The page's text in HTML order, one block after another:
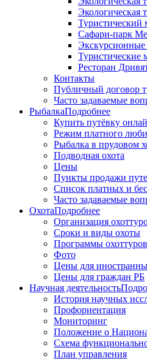
Экологическая
Туристический
Сафари-парк
Туристические
Ресторан
Контакты
Публичный договор
Часто задаваемые
РыбалкаПодробнее
Купить путёвку
Режим платного
Рыбалка в прудовом
Подводная охота
Цены
Пункты продажи
Список платных и
Часто задаваемые
ОхотаПодробнее
Организация
Сроки и виды охоты
Программы охоттуров
Фото
Цены для
Цены для граждан РБ
Научная деятельность
История научных
Профориентация
Мониторинг
Положение о
Схема
План управления